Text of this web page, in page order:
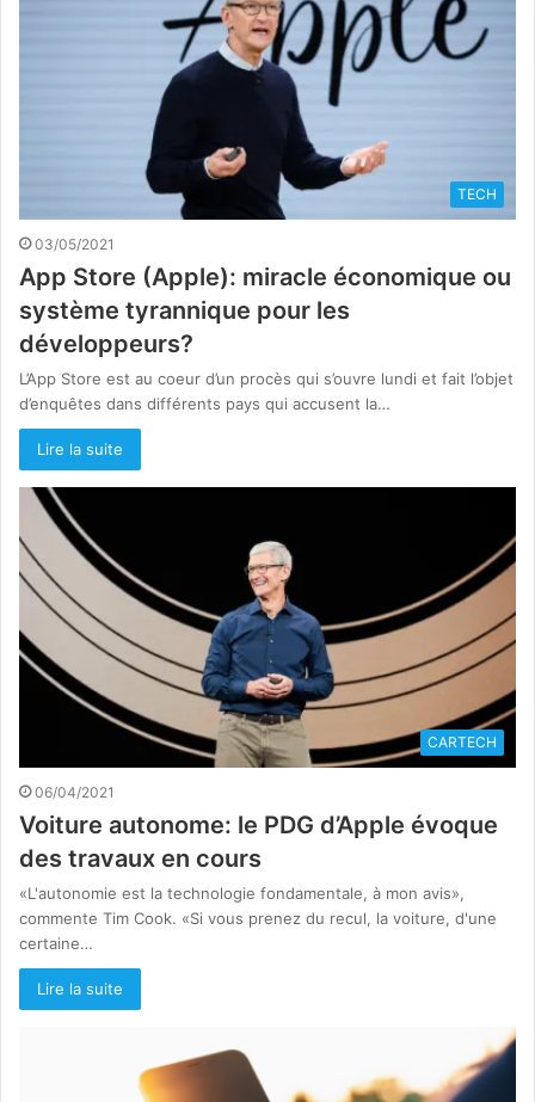
TECH
03/05/2021
App Store (Apple): miracle économique ou
système tyrannique pour les
développeurs?
L’App Store est au coeur d’un procès qui s’ouvre lundi et fait l’objet
d’enquêtes dans différents pays qui accusent la…
Lire la suite
CARTECH
06/04/2021
Voiture autonome: le PDG d’Apple évoque
des travaux en cours
«L'autonomie est la technologie fondamentale, à mon avis»,
commente Tim Cook. «Si vous prenez du recul, la voiture, d'une
certaine…
Lire la suite